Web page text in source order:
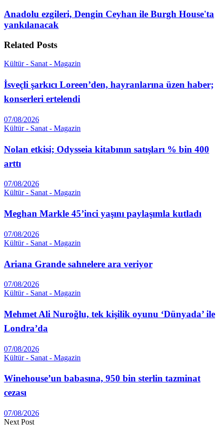
Anadolu ezgileri, Dengin Ceyhan ile Burgh House'ta
yankılanacak
Related Posts
Kültür - Sanat - Magazin
İsveçli şarkıcı Loreen’den, hayranlarına üzen haber;
konserleri ertelendi
07/08/2026
Kültür - Sanat - Magazin
Nolan etkisi; Odysseia kitabının satışları % bin 400
arttı
07/08/2026
Kültür - Sanat - Magazin
Meghan Markle 45’inci yaşını paylaşımla kutladı
07/08/2026
Kültür - Sanat - Magazin
Ariana Grande sahnelere ara veriyor
07/08/2026
Kültür - Sanat - Magazin
Mehmet Ali Nuroğlu, tek kişilik oyunu ‘Dünyada’ ile
Londra’da
07/08/2026
Kültür - Sanat - Magazin
Winehouse’un babasına, 950 bin sterlin tazminat
cezası
07/08/2026
Next Post